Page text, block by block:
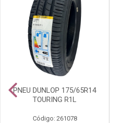
PNEU DUNLOP 175/65R14
TOURING R1L
Código: 261078